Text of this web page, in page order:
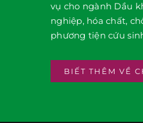
vụ cho ngành Dầu
nghiệp, hóa chất,
phương tiện cứu
BIẾT THÊM VỀ